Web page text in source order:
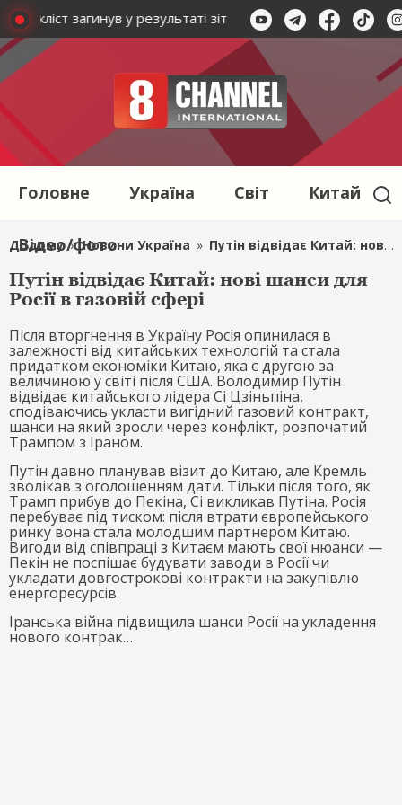
загинув у результаті зіткнення з коровою На
Головне Україна Світ Китай
Відео/фото
Додому » Новини Україна » Путін відвідає Китай: нові шанси для Росії в газовій сфері
Путін відвідає Китай: нові шанси для
Росії в газовій сфері
Після вторгнення в Україну Росія опинилася в
залежності від китайських технологій та стала
придатком економіки Китаю, яка є другою за
величиною у світі після США. Володимир Путін
відвідає китайського лідера Сі Цзіньпіна,
сподіваючись укласти вигідний газовий контракт,
шанси на який зросли через конфлікт, розпочатий
Трампом з Іраном.
Путін давно планував візит до Китаю, але Кремль
зволікав з оголошенням дати. Тільки після того, як
Трамп прибув до Пекіна, Сі викликав Путіна. Росія
перебуває під тиском: після втрати європейського
ринку вона стала молодшим партнером Китаю.
Вигоди від співпраці з Китаєм мають свої нюанси —
Пекін не поспішає будувати заводи в Росії чи
укладати довгострокові контракти на закупівлю
енергоресурсів.
Іранська війна підвищила шанси Росії на укладення
нового контрак…